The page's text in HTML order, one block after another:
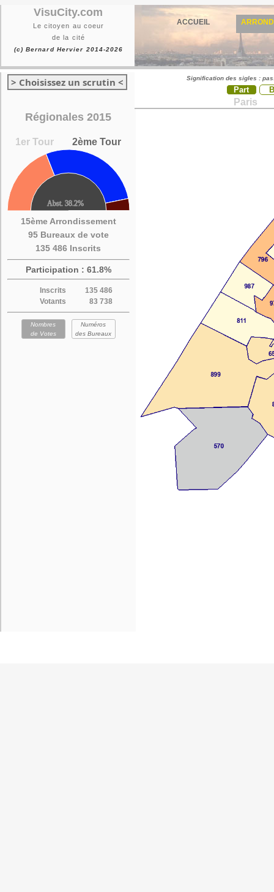
VisuCity.com
Le citoyen au coeur
de la cité
(c) Bernard Hervier 2014-2026
ACCUEIL
> Choisissez un scrutin <
Régionales 2015
1er Tour 2ème Tour
15ème Arrondissement
95 Bureaux de vote
135 486 Inscrits
Participation : 61.8%
Inscrits
135 486
Votants
83 738
Nombres
de Votes
Numéros
des Bureaux
Signification des sigles :
Part
Paris